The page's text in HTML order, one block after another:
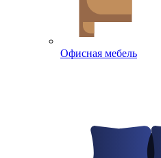
Офисная мебель